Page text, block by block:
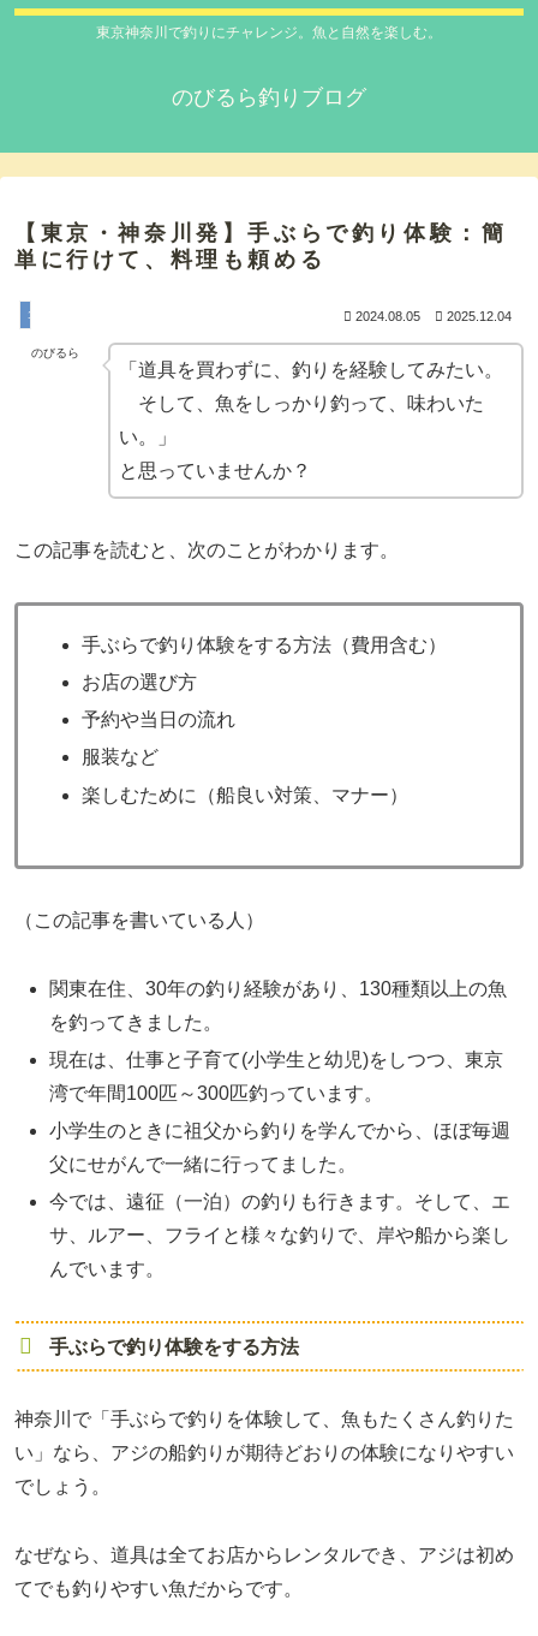
東京神奈川で釣りにチャレンジ。魚と自然を楽しむ。
のびるら釣りブログ
【東京・神奈川発】手ぶらで釣り体験：簡
単に行けて、料理も頼める
１_釣りを始める。 2024.08.05 2025.12.04
のびるら
「道具を買わずに、釣りを経験してみたい。
そして、魚をしっかり釣って、味わいた
い。」
と思っていませんか？
この記事を読むと、次のことがわかります。
手ぶらで釣り体験をする方法（費用含む）
お店の選び方
予約や当日の流れ
服装など
楽しむために（船良い対策、マナー）
（この記事を書いている人）
関東在住、30年の釣り経験があり、130種類以上の魚
を釣ってきました。
現在は、仕事と子育て(小学生と幼児)をしつつ、東京
湾で年間100匹～300匹釣っています。
小学生のときに祖父から釣りを学んでから、ほぼ毎週
父にせがんで一緒に行ってました。
今では、遠征（一泊）の釣りも行きます。そして、エ
サ、ルアー、フライと様々な釣りで、岸や船から楽し
んでいます。
手ぶらで釣り体験をする方法
神奈川で「手ぶらで釣りを体験して、魚もたくさん釣りた
い」なら、アジの船釣りが期待どおりの体験になりやすい
でしょう。
なぜなら、道具は全てお店からレンタルでき、アジは初め
てでも釣りやすい魚だからです。